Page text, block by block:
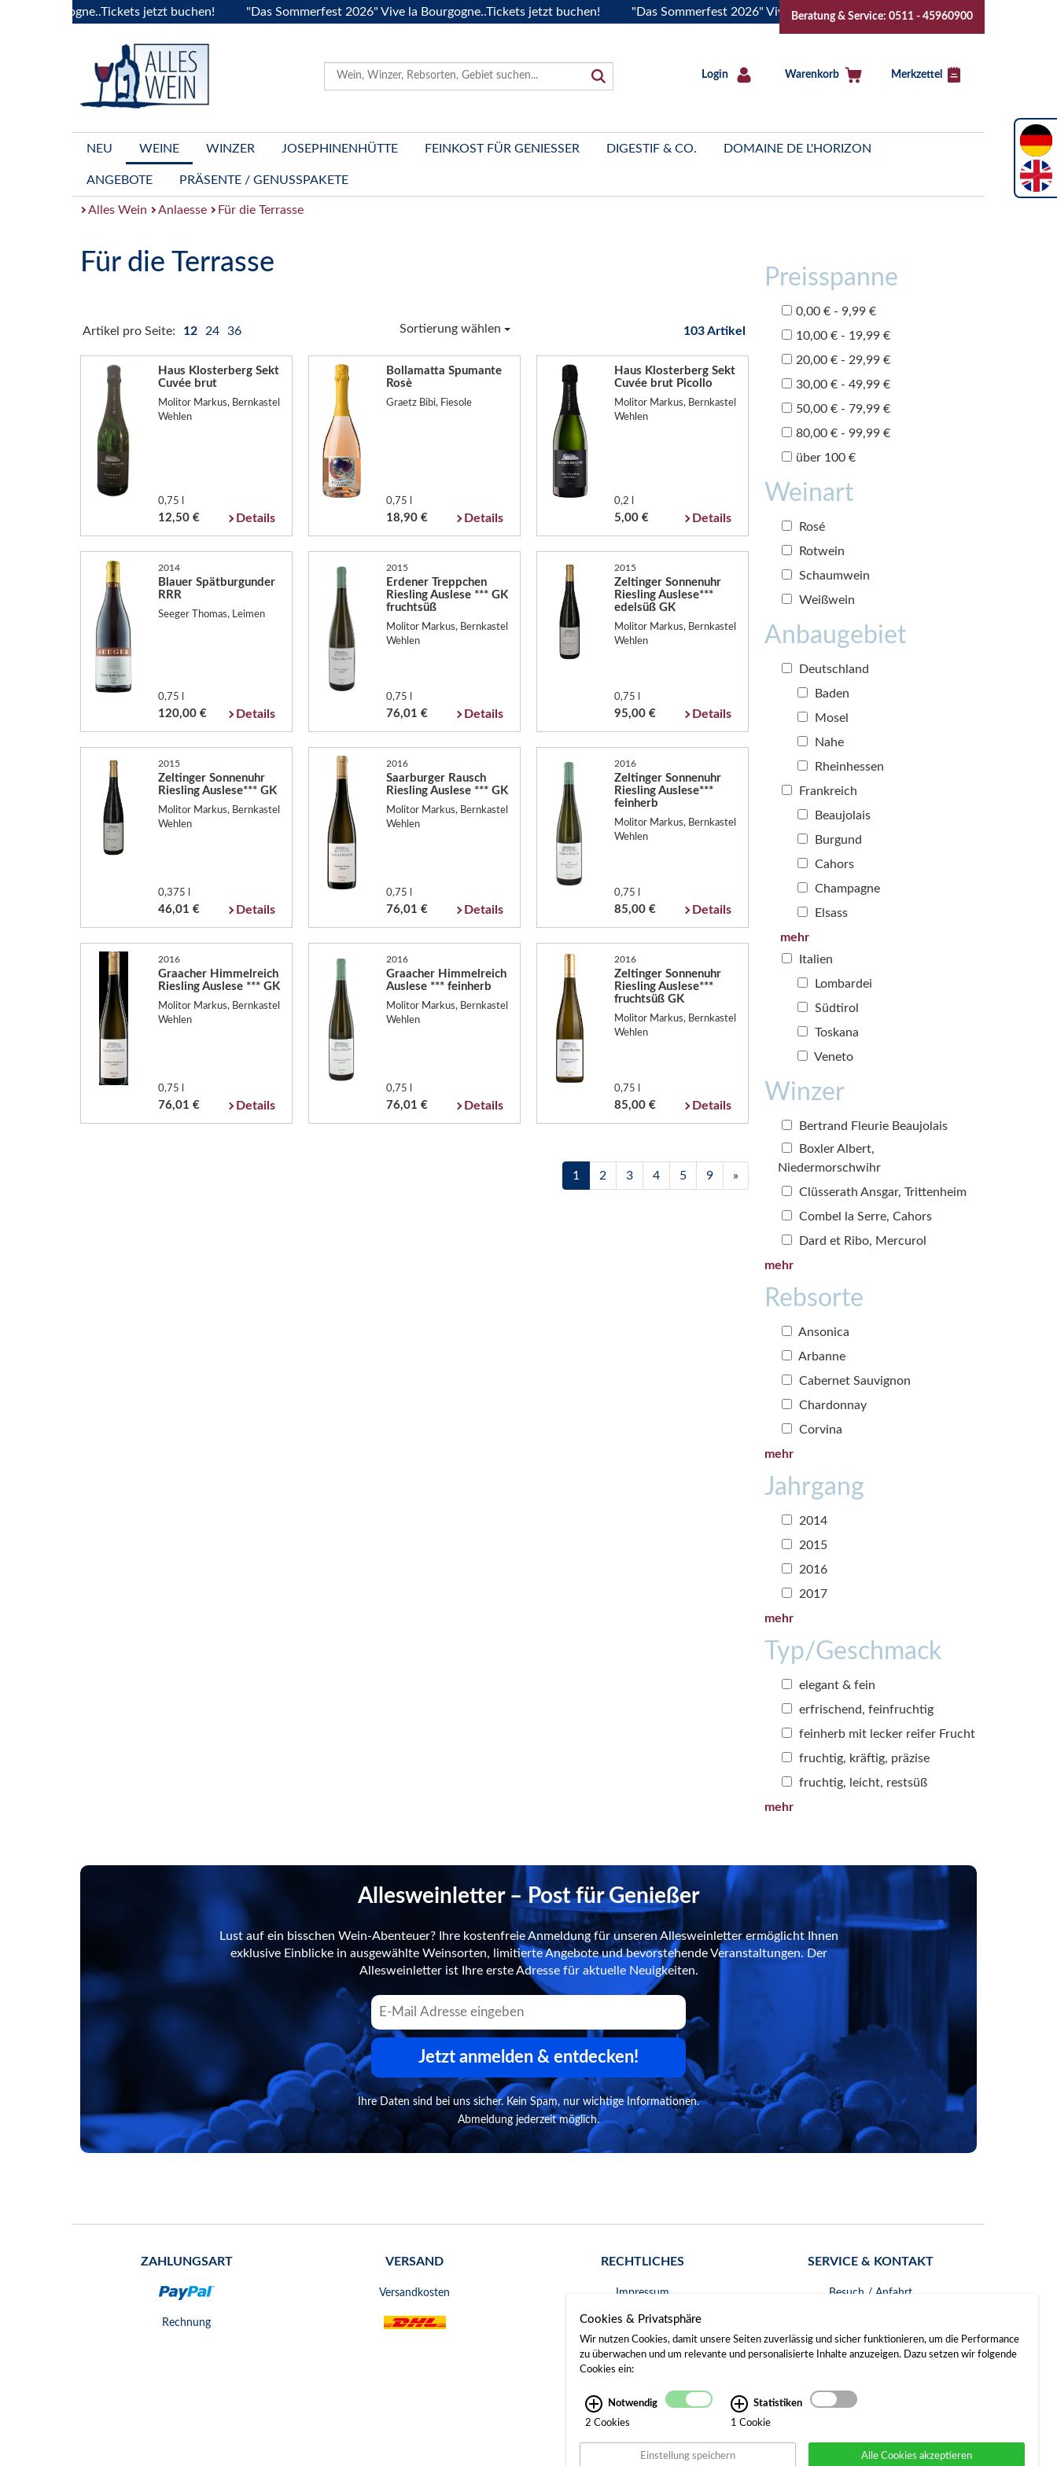
jetzt buchen! "Das Sommerfest 2026" Vive la Bourgogne..Tickets jetzt buchen! "Das Sommerfest 2026" Vive la Bourgogne..Tickets jetzt buchen!
Beratung & Service: 0511 - 45960900
Login Warenkorb Merkzettel
NEU WEINE WINZER JOSEPHINENHÜTTE FEINKOST FÜR GENIESSER DIGESTIF & CO. DOMAINE DE L'HORIZON
ANGEBOTE PRÄSENTE / GENUSSPAKETE
Alles Wein Anlaesse Für die Terrasse
Für die Terrasse
Artikel pro Seite: 12 24 36 Sortierung wählen 103 Artikel
Haus Klosterberg Sekt
Cuvée brut
Molitor Markus, Bernkastel
Wehlen
0,75 l
12,50 € Details
Bollamatta Spumante
Rosè
Graetz Bibi, Fiesole
0,75 l
18,90 € Details
Haus Klosterberg Sekt
Cuvée brut Picollo
Molitor Markus, Bernkastel
Wehlen
0,2 l
5,00 € Details
2014
Blauer Spätburgunder
RRR
Seeger Thomas, Leimen
0,75 l
120,00 € Details
2015
Erdener Treppchen
Riesling Auslese *** GK
fruchtsüß
Molitor Markus, Bernkastel
Wehlen
0,75 l
76,01 € Details
2015
Zeltinger Sonnenuhr
Riesling Auslese***
edelsüß GK
Molitor Markus, Bernkastel
Wehlen
0,75 l
95,00 € Details
2015
Zeltinger Sonnenuhr
Riesling Auslese*** GK
Molitor Markus, Bernkastel
Wehlen
0,375 l
46,01 € Details
2016
Saarburger Rausch
Riesling Auslese *** GK
Molitor Markus, Bernkastel
Wehlen
0,75 l
76,01 € Details
2016
Zeltinger Sonnenuhr
Riesling Auslese***
feinherb
Molitor Markus, Bernkastel
Wehlen
0,75 l
85,00 € Details
2016
Graacher Himmelreich
Riesling Auslese *** GK
Molitor Markus, Bernkastel
Wehlen
0,75 l
76,01 € Details
2016
Graacher Himmelreich
Auslese *** feinherb
Molitor Markus, Bernkastel
Wehlen
0,75 l
76,01 € Details
2016
Zeltinger Sonnenuhr
Riesling Auslese***
fruchtsüß GK
Molitor Markus, Bernkastel
Wehlen
0,75 l
85,00 € Details
1 2 3 4 5 9 »
Preisspanne
0,00 € - 9,99 €
10,00 € - 19,99 €
20,00 € - 29,99 €
30,00 € - 49,99 €
50,00 € - 79,99 €
80,00 € - 99,99 €
über 100 €
Weinart
Rosé
Rotwein
Schaumwein
Weißwein
Anbaugebiet
Deutschland
Baden
Mosel
Nahe
Rheinhessen
Frankreich
Beaujolais
Burgund
Cahors
Champagne
Elsass
mehr
Italien
Lombardei
Südtirol
Toskana
Veneto
Winzer
Bertrand Fleurie Beaujolais
Boxler Albert,
Niedermorschwihr
Clüsserath Ansgar, Trittenheim
Combel la Serre, Cahors
Dard et Ribo, Mercurol
mehr
Rebsorte
Ansonica
Arbanne
Cabernet Sauvignon
Chardonnay
Corvina
mehr
Jahrgang
2014
2015
2016
2017
mehr
Typ/Geschmack
elegant & fein
erfrischend, feinfruchtig
feinherb mit lecker reifer Frucht
fruchtig, kräftig, präzise
fruchtig, leicht, restsüß
mehr
Allesweinletter – Post für Genießer
Lust auf ein bisschen Wein-Abenteuer? Ihre kostenfreie Anmeldung für unseren Allesweinletter ermöglicht Ihnen
exklusive Einblicke in ausgewählte Weinsorten, limitierte Angebote und bevorstehende Veranstaltungen. Der
Allesweinletter ist Ihre erste Adresse für aktuelle Neuigkeiten.
Jetzt anmelden & entdecken!
Ihre Daten sind bei uns sicher. Kein Spam, nur wichtige Informationen.
Abmeldung jederzeit möglich.
ZAHLUNGSART
Rechnung
VERSAND
Versandkosten
RECHTLICHES
Impressum
AGB
Widerrufsrecht
Gerichtsstand
SERVICE & KONTAKT
Besuch / Anfahrt
Cookies & Privatsphäre
Wir nutzen Cookies, damit unsere Seiten zuverlässig und sicher funktionieren, um die Performance
zu überwachen und um relevante und personalisierte Inhalte anzuzeigen. Dazu setzen wir folgende
Cookies ein:
Notwendig
2 Cookies
Statistiken
1 Cookie
Einstellung speichern Alle Cookies akzeptieren